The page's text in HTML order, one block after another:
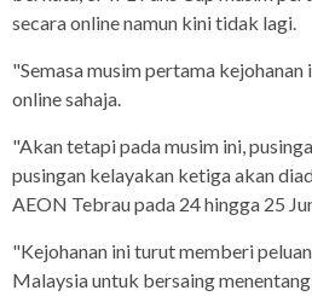
secara online namun kini tidak lagi.
"Semasa musim pertama
online sahaja.
"Akan tetapi pada musim ini,
pusingan kelayakan ketiga akan
AEON Tebrau pada 24 hingga 25
"Kejohanan ini turut memberi
Malaysia untuk bersaing